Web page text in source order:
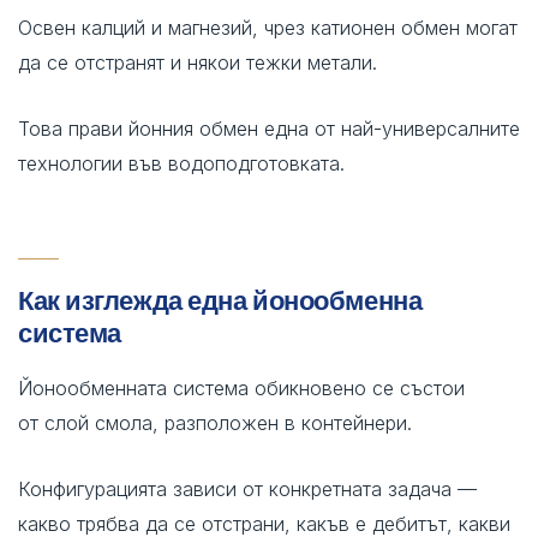
Освен калций и магнезий, чрез катионен обмен могат
да се отстранят и някои тежки метали.
Това прави йонния обмен една от най-универсалните
технологии във водоподготовката.
Как изглежда една йонообменна
система
Йонообменната система обикновено се състои
от слой смола, разположен в контейнери.
Конфигурацията зависи от конкретната задача —
какво трябва да се отстрани, какъв е дебитът, какви